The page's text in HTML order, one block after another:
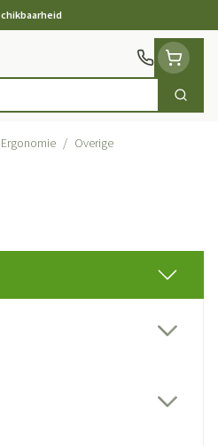
Zoek
Ergonomie / Overige